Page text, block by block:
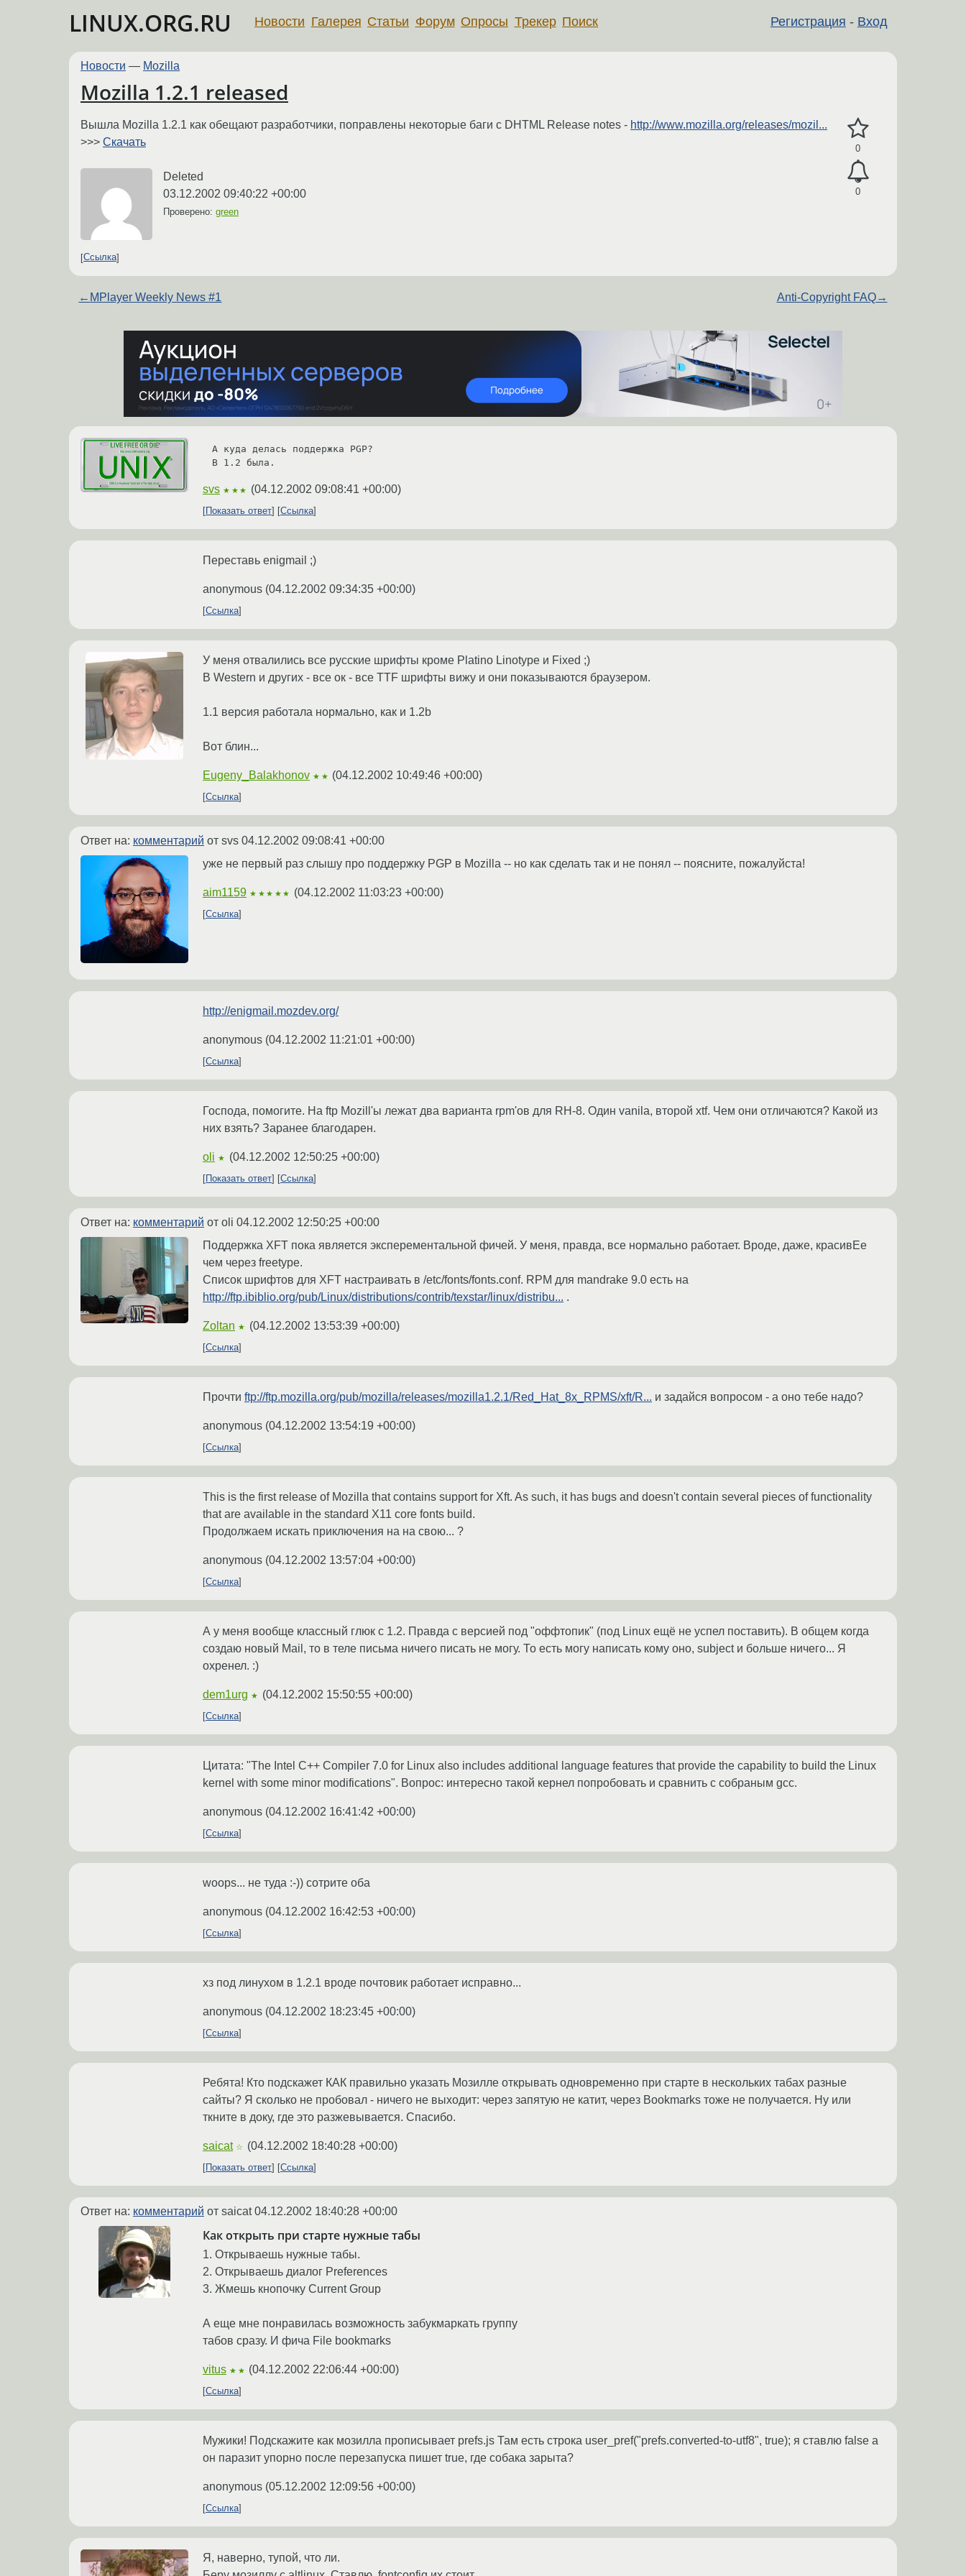
LINUX.ORG.RU Регистрация - Вход
Новости Галерея Статьи Форум Опросы Трекер Поиск
Новости — Mozilla
Mozilla 1.2.1 released
0
0
Вышла Mozilla 1.2.1 как обещают разработчики, поправлены некоторые баги с DHTML Release notes - http://www.mozilla.org/releases/mozil...
>>> Скачать
Deleted
03.12.2002 09:40:22 +00:00
Проверено: green
Ссылка
← MPlayer Weekly News #1 Anti-Copyright FAQ→
А куда делась поддержка PGP?
В 1.2 была.
svs ★★★ (04.12.2002 09:08:41 +00:00)
Показать ответ Ссылка
Переставь enigmail ;)
anonymous (04.12.2002 09:34:35 +00:00)
Ссылка
У меня отвалились все русские шрифты кроме Platino Linotype и Fixed ;)
В Western и других - все ок - все TTF шрифты вижу и они показываются браузером.
1.1 версия работала нормально, как и 1.2b
Вот блин...
Eugeny_Balakhonov ★★ (04.12.2002 10:49:46 +00:00)
Ссылка
Ответ на: комментарий от svs 04.12.2002 09:08:41 +00:00
уже не первый раз слышу про поддержку PGP в Mozilla -- но как сделать так и не понял -- поясните, пожалуйста!
aim1159 ★★★★★ (04.12.2002 11:03:23 +00:00)
Ссылка
http://enigmail.mozdev.org/
anonymous (04.12.2002 11:21:01 +00:00)
Ссылка
Господа, помогите. На ftp Mozill'ы лежат два варианта rpm'ов для RH-8. Один vanila, второй xtf. Чем они отличаются? Какой из
них взять? Заранее благодарен.
oli ★ (04.12.2002 12:50:25 +00:00)
Показать ответ Ссылка
Ответ на: комментарий от oli 04.12.2002 12:50:25 +00:00
Поддержка XFT пока является эксперементальной фичей. У меня, правда, все нормально работает. Вроде, даже, красивЕе
чем через freetype.
Список шрифтов для XFT настраивать в /etc/fonts/fonts.conf. RPM для mandrake 9.0 есть на
http://ftp.ibiblio.org/pub/Linux/distributions/contrib/texstar/linux/distribu... .
Zoltan ★ (04.12.2002 13:53:39 +00:00)
Ссылка
Прочти ftp://ftp.mozilla.org/pub/mozilla/releases/mozilla1.2.1/Red_Hat_8x_RPMS/xft/R... и задайся вопросом - а оно тебе надо?
anonymous (04.12.2002 13:54:19 +00:00)
Ссылка
This is the first release of Mozilla that contains support for Xft. As such, it has bugs and doesn't contain several pieces of functionality
that are available in the standard X11 core fonts build.
Продолжаем искать приключения на на свою... ?
anonymous (04.12.2002 13:57:04 +00:00)
Ссылка
А у меня вообще классный глюк с 1.2. Правда с версией под "оффтопик" (под Linux ещё не успел поставить). В общем когда
создаю новый Mail, то в теле письма ничего писать не могу. То есть могу написать кому оно, subject и больше ничего... Я
охренел. :)
dem1urg ★ (04.12.2002 15:50:55 +00:00)
Ссылка
Цитата: "The Intel C++ Compiler 7.0 for Linux also includes additional language features that provide the capability to build the Linux
kernel with some minor modifications". Вопрос: интересно такой кернел попробовать и сравнить с собраным gcc.
anonymous (04.12.2002 16:41:42 +00:00)
Ссылка
woops... не туда :-)) сотрите оба
anonymous (04.12.2002 16:42:53 +00:00)
Ссылка
хз под линухом в 1.2.1 вроде почтовик работает исправно...
anonymous (04.12.2002 18:23:45 +00:00)
Ссылка
Ребята! Кто подскажет КАК правильно указать Мозилле открывать одновременно при старте в нескольких табах разные
сайты? Я сколько не пробовал - ничего не выходит: через запятую не катит, через Bookmarks тоже не получается. Ну или
ткните в доку, где это разжевывается. Спасибо.
saicat ☆ (04.12.2002 18:40:28 +00:00)
Показать ответ Ссылка
Ответ на: комментарий от saicat04.12.2002 18:40:28 +00:00
Как открыть при старте нужные табы
1. Открываешь нужные табы.
2. Открываешь диалог Preferences
3. Жмешь кнопочку Current Group
А еще мне понравилась возможность забукмаркать группу
табов сразу. И фича File bookmarks
vitus ★★ (04.12.2002 22:06:44 +00:00)
Ссылка
Мужики! Подскажите как мозилла прописывает prefs.js Там есть строка user_pref("prefs.converted-to-utf8", true); я ставлю false а
он паразит упорно после перезапуска пишет true, где собака зарыта?
anonymous (05.12.2002 12:09:56 +00:00)
Ссылка
Я, наверно, тупой, что ли.